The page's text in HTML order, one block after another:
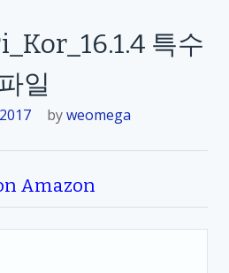
특수
일
byweomega
Amazon